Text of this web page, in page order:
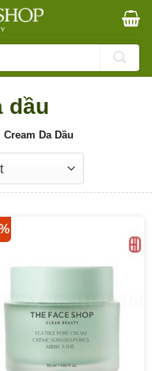
dầu
Cream Da Dầu